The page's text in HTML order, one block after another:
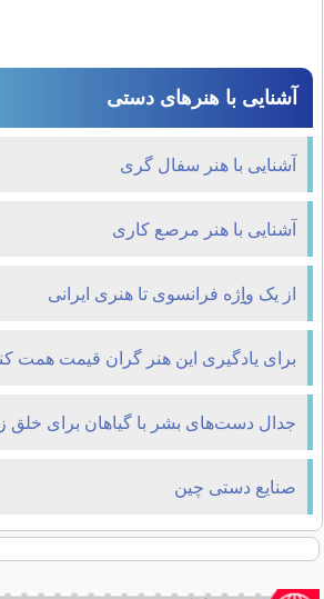
آشنایی با هنرهای دستی
آشنایی با هنر سفال گری
آشنایی با هنر مرصع کاری
از یک واِِِِژه فرانسوی تا هنری ایرانی
برای یادگیری این هنر گران قیمت همت
جدال دست‌های بشر با گیاهان برای خلق
صنایع دستی چین